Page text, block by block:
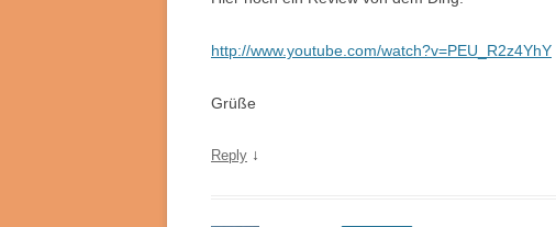
http://www.youtube.com/watch?v=PEU_R2z4YhY
Grüße
Reply ↓